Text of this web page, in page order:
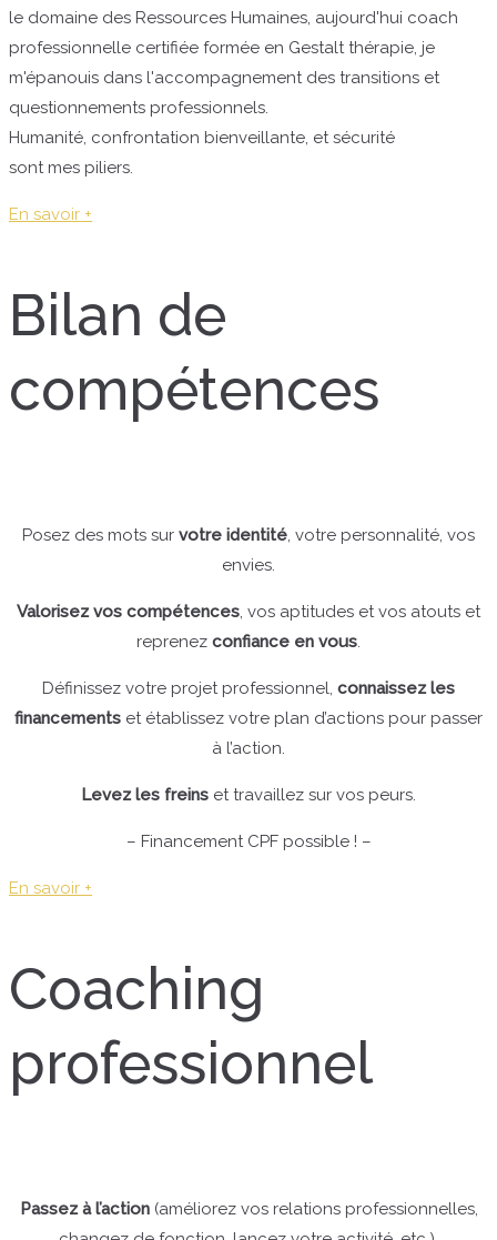
le domaine des Ressources Humaines, aujourd'hui coach
professionnelle certifiée formée en Gestalt thérapie, je
m'épanouis dans l'accompagnement des transitions et
questionnements professionnels.
Humanité, confrontation bienveillante, et sécurité
sont mes piliers.
En savoir +
Bilan de
compétences
Posez des mots sur votre identité, votre personnalité, vos
envies.
Valorisez vos compétences, vos aptitudes et vos atouts et
reprenez confiance en vous.
Définissez votre projet professionnel, connaissez les
financements et établissez votre plan d’actions pour passer
à l’action.
Levez les freins et travaillez sur vos peurs.
– Financement CPF possible ! –
En savoir +
Coaching
professionnel
Passez à l’action (améliorez vos relations professionnelles,